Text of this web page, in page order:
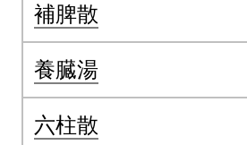
補脾散
養臓湯
六柱散